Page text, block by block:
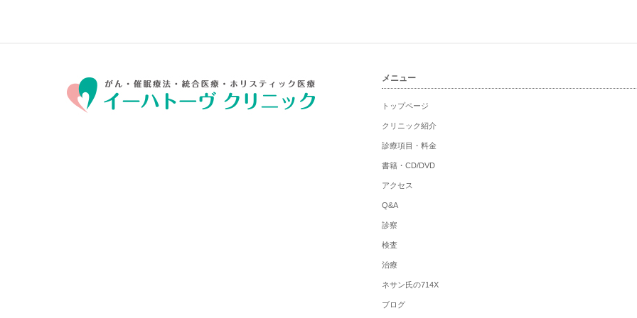
メニュー
トップページ
クリニック紹介
診療項目・料金
書籍・CD/DVD
アクセス
Q&A
診察
検査
治療
ネサン氏の714X
ブログ